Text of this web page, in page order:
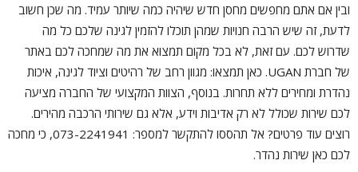
ובין אם אתם מחפשים מחסן חדש שיהיה כמה שיותר עמיד. מה שכן חשוב
לדעת, זה שיש הרבה חנויות שמהן תוכלו להזמין לגינה שלכם כל מה
שדרוש לכם. עם זאת, לא בכל מקום תמצוא את מה שמחכה לכם באתר
של חברת UGAN. כאן תמצאו: מגוון רחב של רהיטים וציוד לגינה, איכות
נהדרת ומחירים ללא תחרות. בנוסף, הצוות המקצועי של החברה מציעה
לכם שירות שכולל לא רק אדיבות וידע, אלא גם שירותי הרכבה מהירים.
רוצים עוד פרטים? אל תהססו להתקשר למספר: 073-2241941, כי מחכה
לכם כאן שירות נהדר.